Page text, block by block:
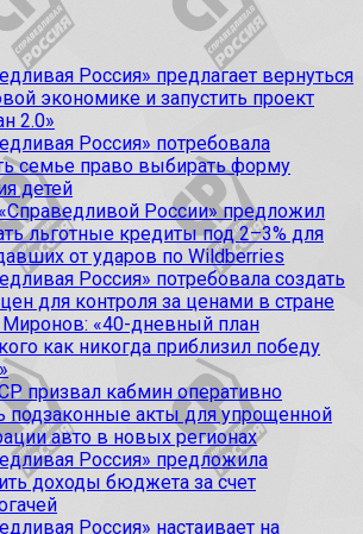
Россия» предлагает вернуться
экономике и запустить проект
2.0»
Россия» потребовала
семье право выбирать форму
детей
России» предложил
льготные кредиты под 2–3% для
от ударов по Wildberries
Россия» потребовала создать
для контроля за ценами в стране
Миронов: «40-дневный план
как никогда приблизил победу
призвал кабмин оперативно
подзаконные акты для упрощенной
авто в новых регионах
Россия» предложила
доходы бюджета за счет
Россия» настаивает на